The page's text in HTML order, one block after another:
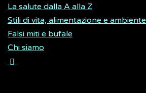
La salute dalla A alla Z
Stili di vita, alimentazione e ambiente
Falsi miti e bufale
Chi siamo